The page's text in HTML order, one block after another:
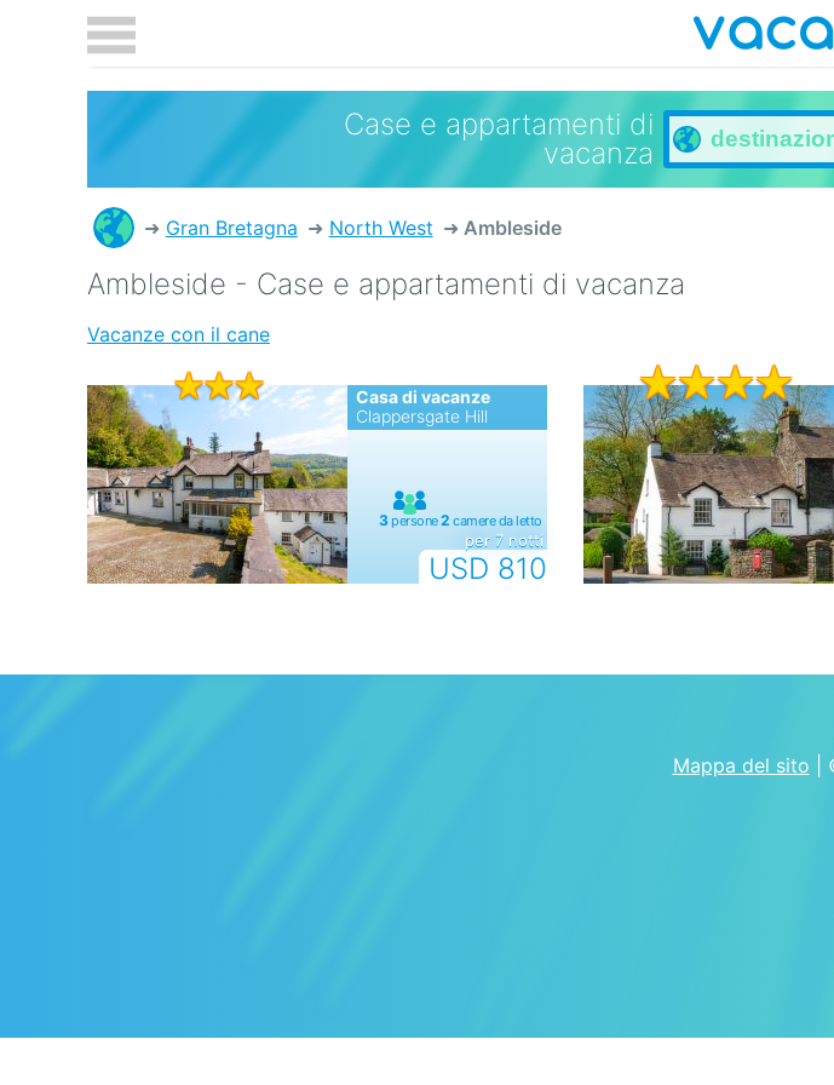
Case e appartamenti di
vacanza
Gran Bretagna North West Ambleside
Ambleside - Case e appartamenti di vacanza
Vacanze con il cane
Casa di vacanze
Clappersgate Hill
USD 810
per 7 notti
Mappa del sito |